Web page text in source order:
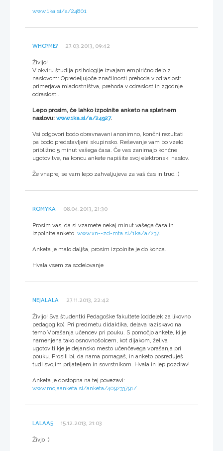
www.1ka.si/a/24801
WHO?ME? 27.03.2013, 09:42
Živijo!
V okviru študija psihologije izvajam empirično delo z
naslovom: Opredeljujoče značilnosti prehoda v odraslost:
primerjava mladostništva, prehoda v odraslost in zgodnje
odraslosti.
Lepo prosim, če lahko izpolnite anketo na spletnem
naslovu: www.1ka.si/a/24927.
Vsi odgovori bodo obravnavani anonimno, končni rezultati
pa bodo predstavljeni skupinsko. Reševanje vam bo vzelo
približno 5 minut vašega časa. Če vas zanimajo končne
ugotovitve, na koncu ankete napišite svoj elektronski naslov.
Že vnaprej se vam lepo zahvaljujeva za vaš čas in trud :)
ROMYKA 08.04.2013, 21:30
Prosim vas, da si vzamete nekaj minut vašega časa in
izpolnite anketo www.xn--zd-mta.si/1ka/a/237.
Anketa je malo daljša, prosim izpolnite je do konca.
Hvala vsem za sodelovanje
NEJALALA 27.11.2013, 22:42
Živijo! Sva študentki Pedagoške fakultete (oddelek za likovno
pedagogiko). Pri predmetu didaktika, delava raziskavo na
temo Vprašanja učencev pri pouku. S pomočjo ankete, ki je
namenjena tako osnovnošolcem, kot dijakom, želiva
ugotoviti kje je dejansko mesto učenčevega vprašanja pri
pouku. Prosili bi, da nama pomagaš, in anketo posreduješ
tudi svojim prijateljem in sovrstnikom. Hvala in lep pozdrav!
Anketa je dostopna na tej povezavi:
www.mojaanketa.si/anketa/409233791/
LALAA5 15.12.2013, 21:03
Živjo :)